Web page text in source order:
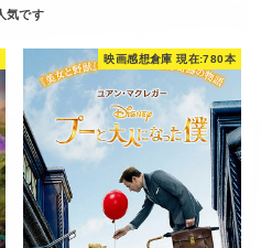
映画感想倉庫 現在:780本